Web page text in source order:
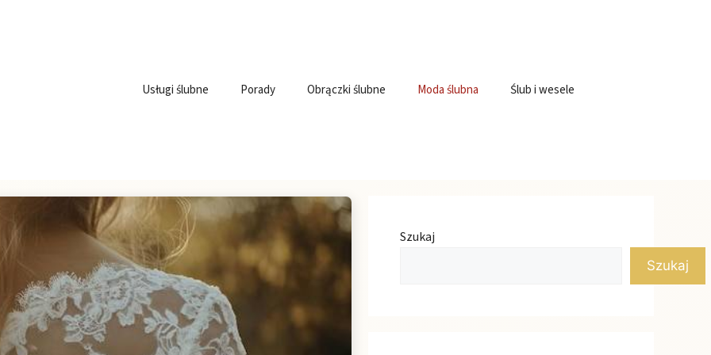
Usługi ślubne Porady Obrączki ślubne Moda ślubna Ślub i wesele
Szukaj
Szukaj